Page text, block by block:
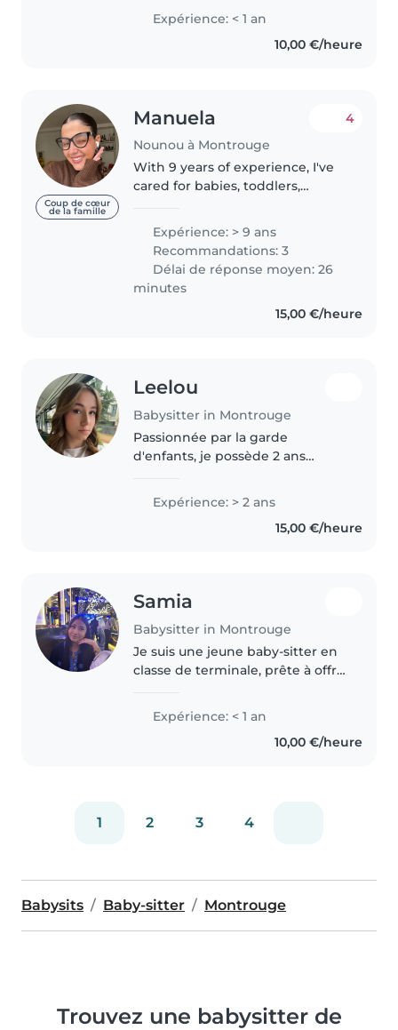
personne responsable, patiente
et sérieuse. Jaime bien passer..
Expérience: < 1 an
10,00 €/heure
Coup de cœur
de la famille
Manuela
Nounou à Montrouge
4
With 9 years of experience, I've
cared for babies, toddlers,
including children with ADHD
and autism. I'm fluent in English,
French, and Italian, and love..
Expérience: > 9 ans
Recommandations: 3
Délai de réponse moyen: 26
minutes
15,00 €/heure
Leelou
Babysitter in Montrouge
Passionnée par la garde
d'enfants, je possède 2 ans
de tous âges, y compris ceux
ayant des besoins spéciaux. Je
parle couramment français et je
Expérience: > 2 ans
15,00 €/heure
Samia
Babysitter in Montrouge
Je suis une jeune baby-sitter en
classe de terminale, prête à offrir
amusants à vos enfants. Bien
que nouvelle dans ce domaine,
je suis calme, empathique..
Expérience: < 1 an
10,00 €/heure
1 2 3 4
Babysits Baby-sitter Montrouge
Trouvez une babysitter de